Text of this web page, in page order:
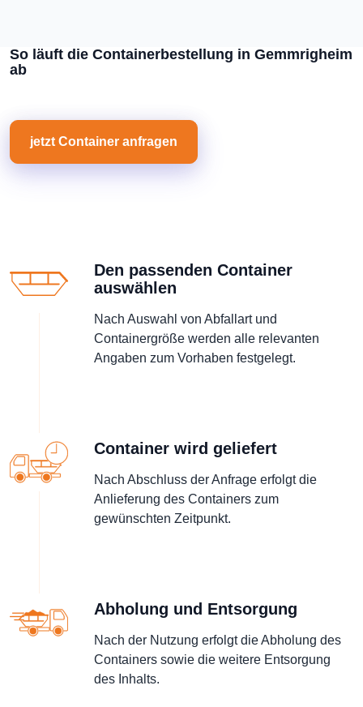
So läuft die Containerbestellung in Gemmrigheim
ab
jetzt Container anfragen
Den passenden Container
auswählen
Nach Auswahl von Abfallart und
Containergröße werden alle relevanten
Angaben zum Vorhaben festgelegt.
Container wird geliefert
Nach Abschluss der Anfrage erfolgt die
Anlieferung des Containers zum
gewünschten Zeitpunkt.
Abholung und Entsorgung
Nach der Nutzung erfolgt die Abholung des
Containers sowie die weitere Entsorgung
des Inhalts.